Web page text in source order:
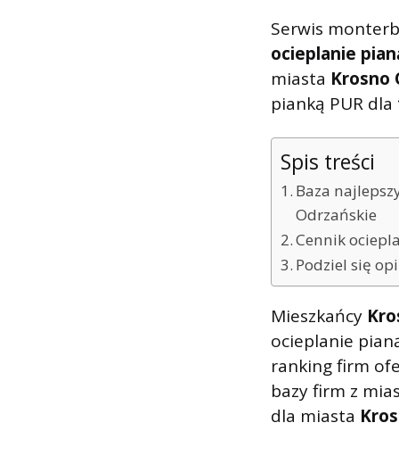
Serwis
ocieplanie
miasta Krosno
pianką PUR dla
Spis treści
Baza
Odrzańskie
Cennik
Podziel się
Mieszkańcy
ocieplanie
ranking firm
bazy firm z
dla miasta